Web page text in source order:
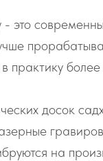
это
практику
досок
на